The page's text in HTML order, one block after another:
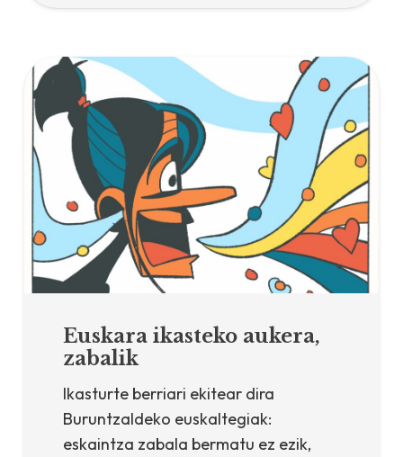
Euskara ikasteko aukera,
zabalik
Ikasturte berriari ekitear dira
Buruntzaldeko euskaltegiak:
eskaintza zabala bermatu ez ezik,